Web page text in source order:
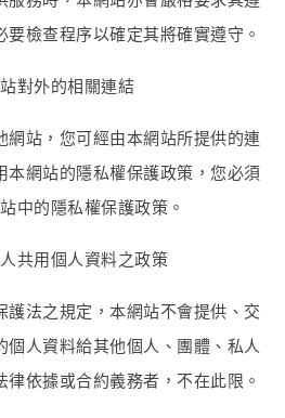
檢查程序以確定其將確實遵守。
對外的相關連結
網站，您可經由本網站所提供的連
本網站的隱私權保護政策，您必須
中的隱私權保護政策。
共用個人資料之政策
護法之規定，本網站不會提供、交
個人資料給其他個人、團體、私人
依據或合約義務者，不在此限。